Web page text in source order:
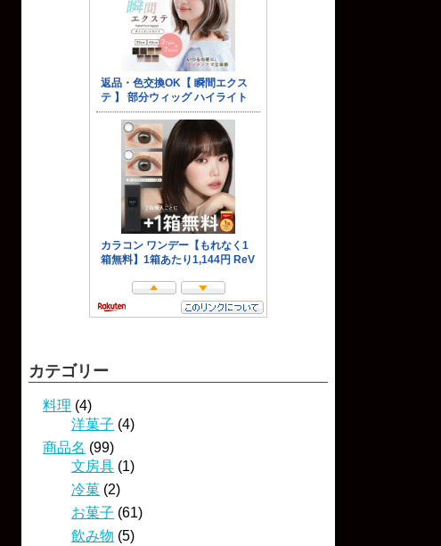
カテゴリー
料理 (4)
洋菓子 (4)
商品名 (99)
文房具 (1)
冷菓 (2)
お菓子 (61)
飲み物 (5)